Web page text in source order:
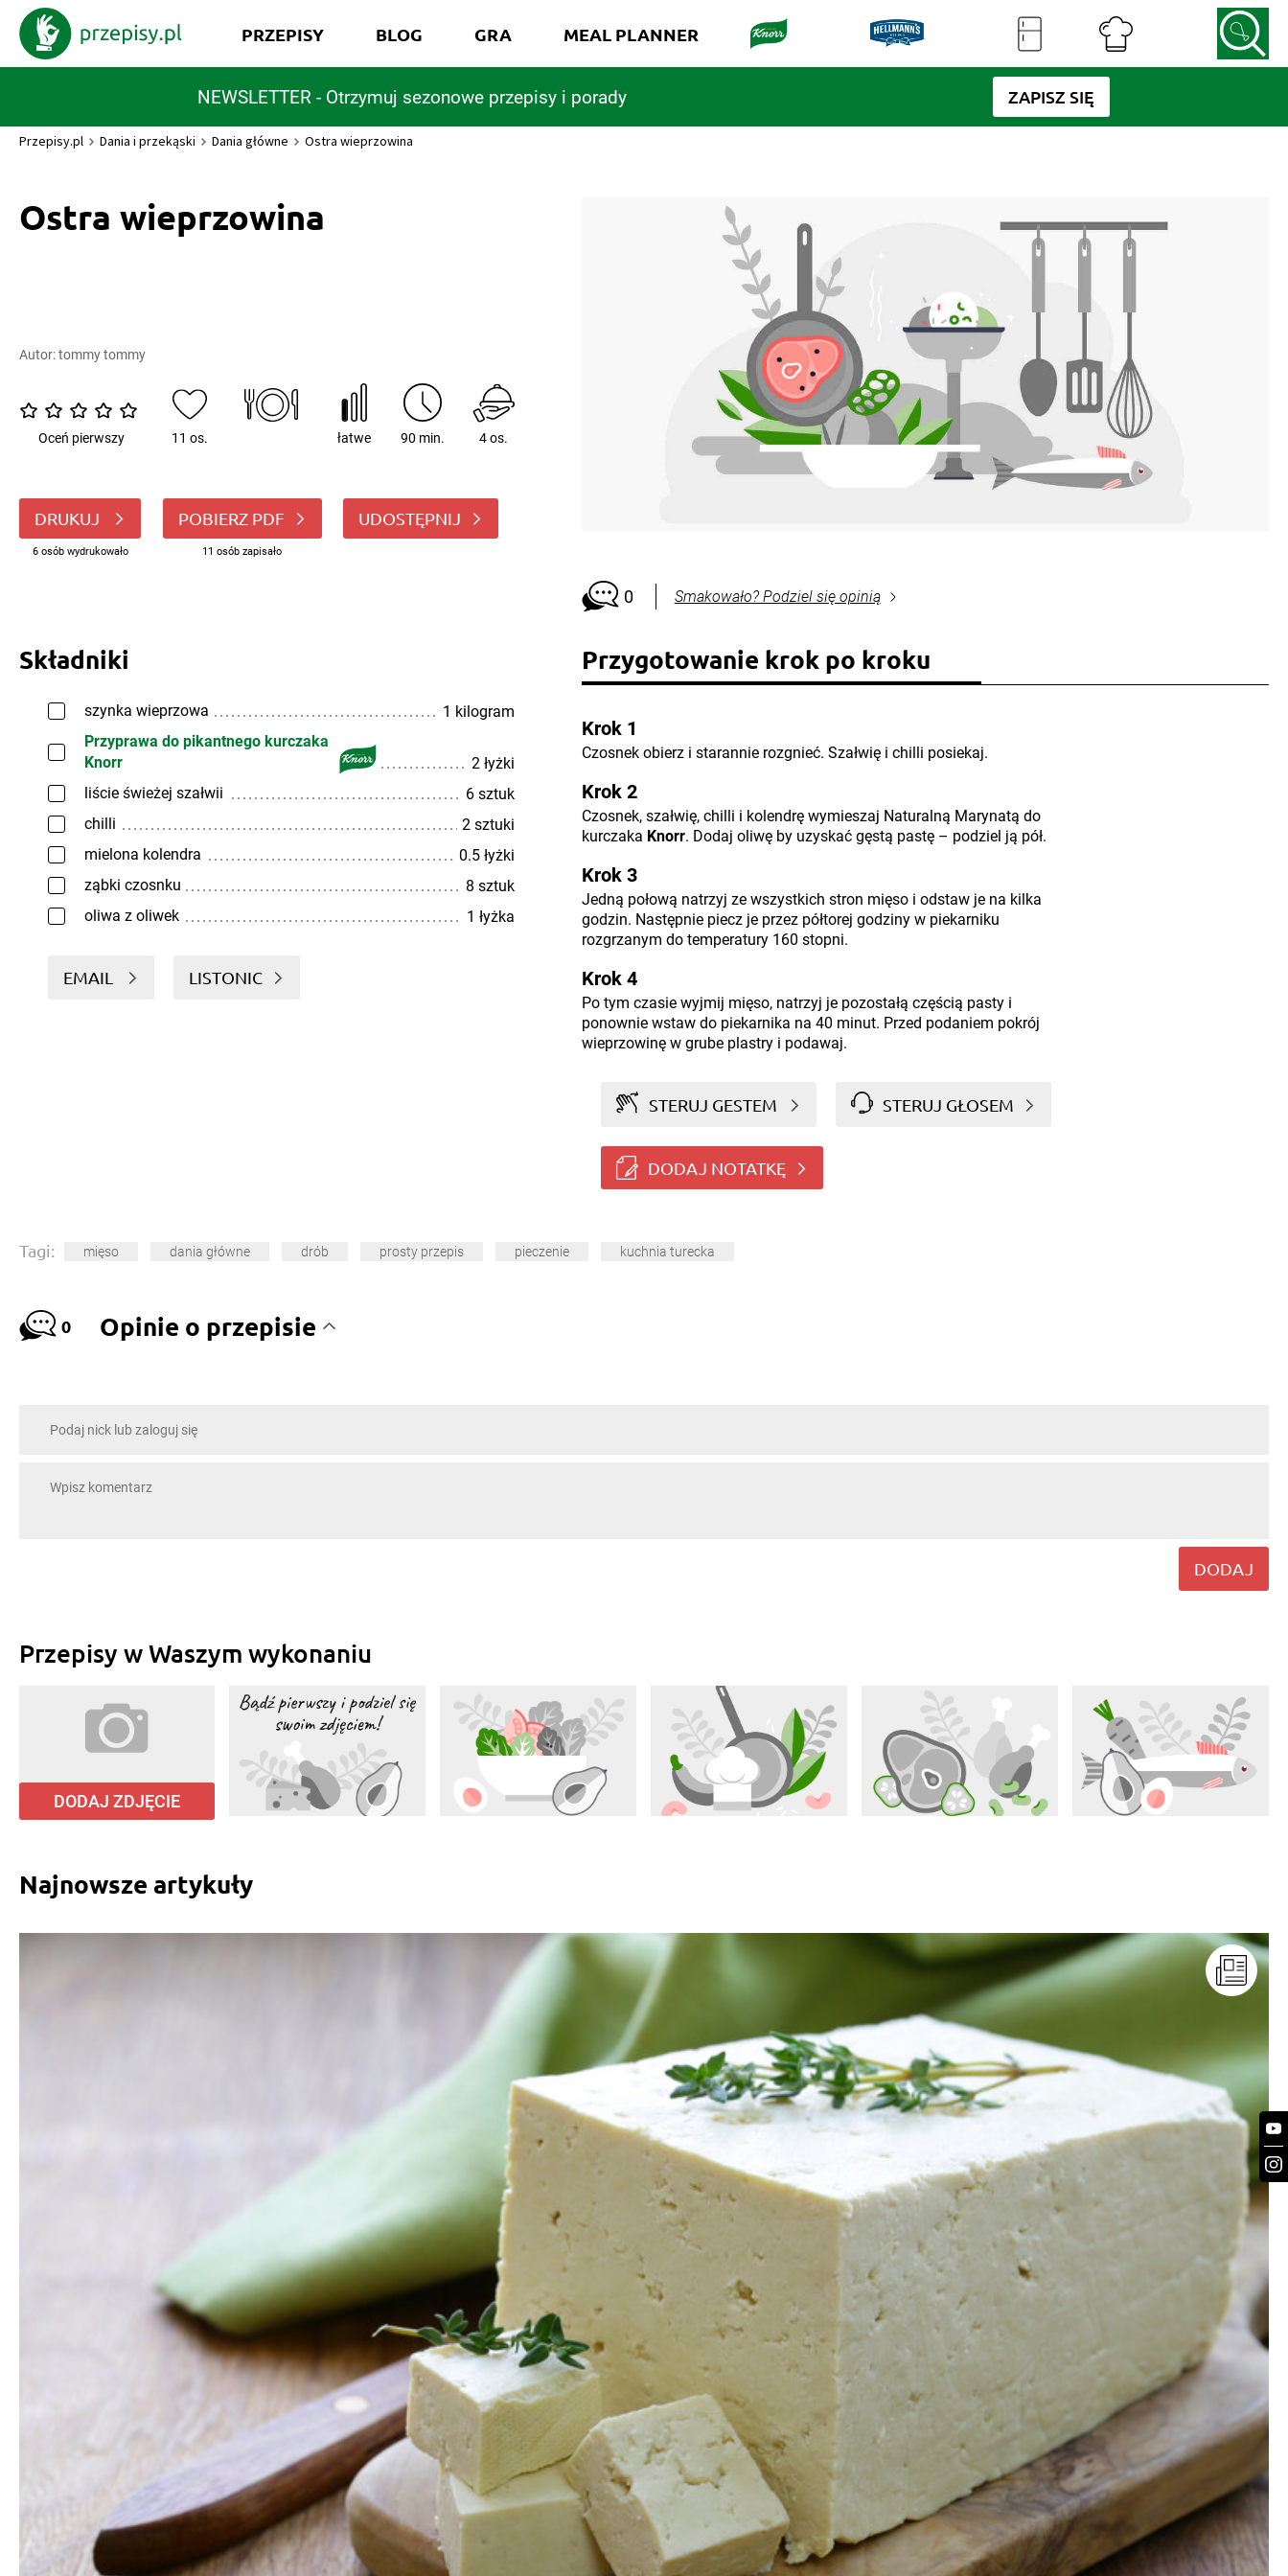
NEWSLETTER - Otrzymuj sezonowe przepisy i porady ZAPISZ SIĘ
PRZEPISY BLOG GRA MEAL PLANNER
Przepisy.pl Dania i przekąski Dania główne Ostra wieprzowina
Ostra wieprzowina
Autor:tommy tommy
Oceń pierwszy 11 os. łatwe 90 min. 4 os.
DRUKUJ
6 osób wydrukowało
POBIERZ PDF
11 osób zapisało
UDOSTĘPNIJ
0 Smakowało? Podziel się opinią
Składniki
szynka wieprzowa
1 kilogram
Przyprawa do pikantnego kurczaka
Knorr
2 łyżki
liście świeżej szałwii
6 sztuk
chilli
2 sztuki
mielona kolendra
0.5 łyżki
ząbki czosnku
8 sztuk
oliwa z oliwek
1 łyżka
EMAIL LISTONIC
Przygotowanie krok po kroku
Krok 1
Czosnek obierz i starannie rozgnieć. Szałwię i chilli posiekaj.
Krok 2
Czosnek, szałwię, chilli i kolendrę wymieszaj Naturalną Marynatą do
kurczaka Knorr. Dodaj oliwę by uzyskać gęstą pastę – podziel ją pół.
Krok 3
Jedną połową natrzyj ze wszystkich stron mięso i odstaw je na kilka
godzin. Następnie piecz je przez półtorej godziny w piekarniku
rozgrzanym do temperatury 160 stopni.
Krok 4
Po tym czasie wyjmij mięso, natrzyj je pozostałą częścią pasty i
ponownie wstaw do piekarnika na 40 minut. Przed podaniem pokrój
wieprzowinę w grube plastry i podawaj.
STERUJ GESTEM STERUJ GŁOSEM
DODAJ NOTATKĘ
Tagi: mięso dania główne drób prosty przepis pieczenie kuchnia turecka
0 Opinie o przepisie
DODAJ
Przepisy w Waszym wykonaniu
DODAJ ZDJĘCIE
Najnowsze artykuły